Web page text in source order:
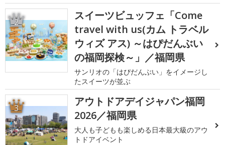
2
スイーツビュッフェ「Come
travel with us(カム トラベル
ウィズ アス) ～はぴだんぶい
の福岡探検～」／福岡県
サンリオの「はぴだんぶい」をイメージし
たスイーツが並ぶ
3
アウトドアデイジャパン福岡
2026／福岡県
大人も子どもも楽しめる日本最大級のアウ
トドアイベント